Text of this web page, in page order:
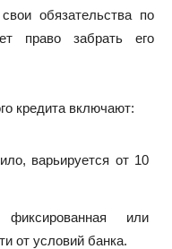
обязательства по
право забрать его
кредита включают:
варьируется от 10
или
от условий банка.